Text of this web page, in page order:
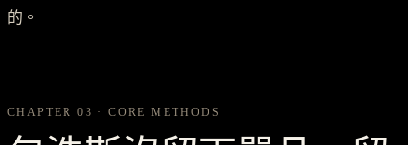
的。
CHAPTER 03 · CORE METHODS